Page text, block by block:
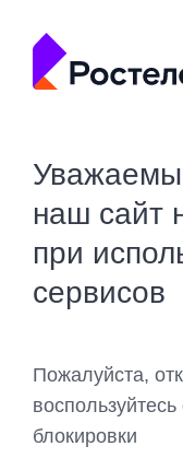
наш сайт
при
сервисов
Пожалуйста,
блокировки